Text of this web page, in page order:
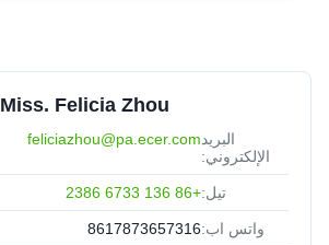
Miss. Felicia Zhou
البريد
الإلكتروني:
feliciazhou@pa.ecer.com
تيل:+86 136 6733 2386
واتس اب:8617873657316